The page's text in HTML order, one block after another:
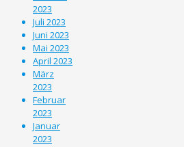
2023
Juli 2023
Juni 2023
Mai 2023
April 2023
März
2023
Februar
2023
Januar
2023